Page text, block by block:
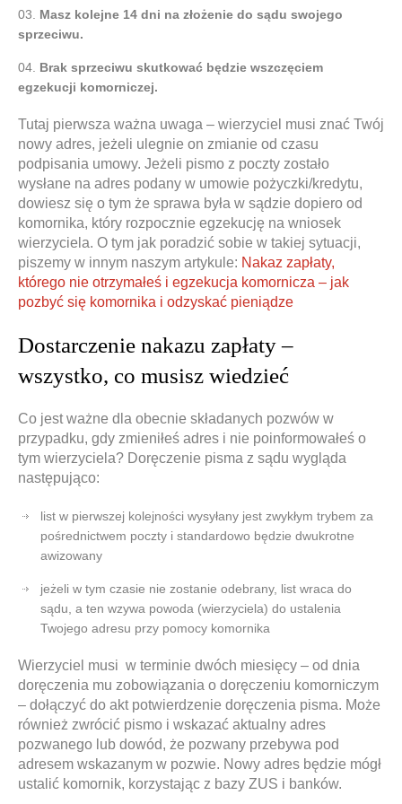
Masz kolejne 14 dni na złożenie do sądu swojego
sprzeciwu.
Brak sprzeciwu skutkować będzie wszczęciem
egzekucji komorniczej.
Tutaj pierwsza ważna uwaga – wierzyciel musi znać Twój
nowy adres, jeżeli ulegnie on zmianie od czasu
podpisania umowy. Jeżeli pismo z poczty zostało
wysłane na adres podany w umowie pożyczki/kredytu,
dowiesz się o tym że sprawa była w sądzie dopiero od
komornika, który rozpocznie egzekucję na wniosek
wierzyciela. O tym jak poradzić sobie w takiej sytuacji,
piszemy w innym naszym artykule: Nakaz zapłaty,
którego nie otrzymałeś i egzekucja komornicza – jak
pozbyć się komornika i odzyskać pieniądze
Dostarczenie nakazu zapłaty –
wszystko, co musisz wiedzieć
Co jest ważne dla obecnie składanych pozwów w
przypadku, gdy zmieniłeś adres i nie poinformowałeś o
tym wierzyciela? Doręczenie pisma z sądu wygląda
następująco:
list w pierwszej kolejności wysyłany jest zwykłym trybem za
pośrednictwem poczty i standardowo będzie dwukrotne
awizowany
jeżeli w tym czasie nie zostanie odebrany, list wraca do
sądu, a ten wzywa powoda (wierzyciela) do ustalenia
Twojego adresu przy pomocy komornika
Wierzyciel musi w terminie dwóch miesięcy – od dnia
doręczenia mu zobowiązania o doręczeniu komorniczym
– dołączyć do akt potwierdzenie doręczenia pisma. Może
również zwrócić pismo i wskazać aktualny adres
pozwanego lub dowód, że pozwany przebywa pod
adresem wskazanym w pozwie. Nowy adres będzie mógł
ustalić komornik, korzystając z bazy ZUS i banków.